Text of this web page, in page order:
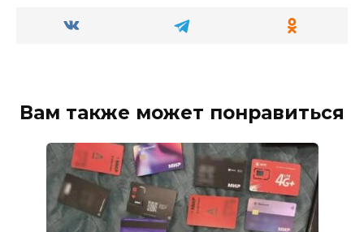
Вам также может понравиться